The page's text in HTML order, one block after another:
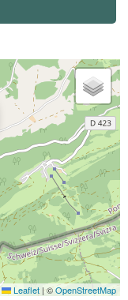
Leaflet | ©OpenStreetMap